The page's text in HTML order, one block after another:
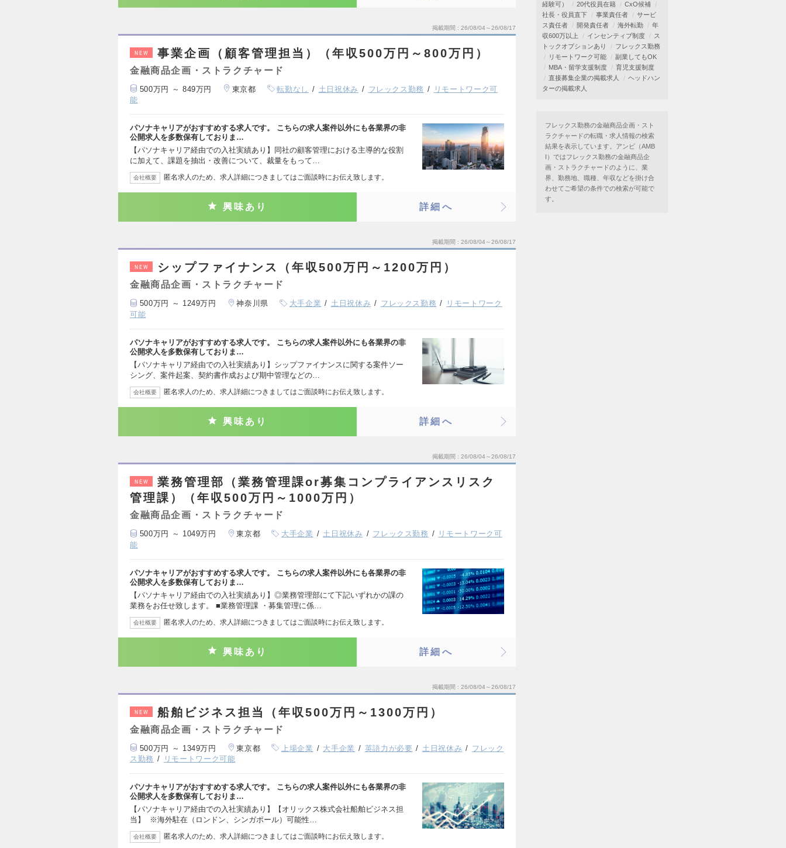
掲載期間 26/08/04～26/08/17
NEW 事業企画（顧客管理担当）（年収500万円～800万円）
金融商品企画・ストラクチャード
500万円 ～ 849万円 東京都 転勤なし 土日祝休み フレックス勤務
リモートワーク可
能
パソナキャリアがおすすめする求人です。 こちらの求人案件以外にも各業界の非
公開求人を多数保有しておりま…
【パソナキャリア経由での入社実績あり】同社の顧客管理における主導的な役割
に加えて、課題を抽出・改善について、裁量をもって…
会社概要 匿名求人のため、求人詳細につきましてはご面談時にお伝え致します。
興味あり 詳細へ
掲載期間 26/08/04～26/08/17
NEW シップファイナンス（年収500万円～1200万円）
金融商品企画・ストラクチャード
500万円 ～ 1249万円 神奈川県 大手企業 土日祝休み フレックス勤務
リモートワーク
可能
パソナキャリアがおすすめする求人です。 こちらの求人案件以外にも各業界の非
公開求人を多数保有しておりま…
【パソナキャリア経由での入社実績あり】シップファイナンスに関する案件ソー
シング、案件起案、契約書作成および期中管理などの…
会社概要 匿名求人のため、求人詳細につきましてはご面談時にお伝え致します。
興味あり 詳細へ
掲載期間 26/08/04～26/08/17
NEW
業務管理部（業務管理課or募集コンプライアンスリスク
管理課）（年収500万円～1000万円）
金融商品企画・ストラクチャード
500万円 ～ 1049万円 東京都 大手企業 土日祝休み フレックス勤務
リモートワーク可
能
パソナキャリアがおすすめする求人です。 こちらの求人案件以外にも各業界の非
公開求人を多数保有しておりま…
【パソナキャリア経由での入社実績あり】◎業務管理部にて下記いずれかの課の
業務をお任せ致します。 ■業務管理課 ・募集管理に係…
会社概要 匿名求人のため、求人詳細につきましてはご面談時にお伝え致します。
興味あり 詳細へ
掲載期間 26/08/04～26/08/17
NEW 船舶ビジネス担当（年収500万円～1300万円）
金融商品企画・ストラクチャード
500万円 ～ 1349万円 東京都 上場企業 大手企業 英語力が必要 土日祝休み
フレック
ス勤務
リモートワーク可能
パソナキャリアがおすすめする求人です。 こちらの求人案件以外にも各業界の非
公開求人を多数保有しておりま…
【パソナキャリア経由での入社実績あり】【オリックス株式会社船舶ビジネス担
当】 ※海外駐在（ロンドン、シンガポール）可能性…
会社概要 匿名求人のため、求人詳細につきましてはご面談時にお伝え致します。
経験可）
20代役員在籍
CxO候補
社長・役員直下
事業責任者
サービ
ス責任者
開発責任者 海外転勤
年
収600万以上
インセンティブ制度
ス
トックオプションあり
フレックス勤務
リモートワーク可能
副業してもOK
MBA・留学支援制度
育児支援制度
直接募集企業の掲載求人
ヘッドハン
ターの掲載求人
フレックス勤務の金融商品企画・スト
ラクチャードの転職・求人情報の検索
結果を表示しています。アンビ（AMB
I）ではフレックス勤務の金融商品企
画・ストラクチャードのように、業
界、勤務地、職種、年収などを掛け合
わせてご希望の条件での検索が可能で
す。